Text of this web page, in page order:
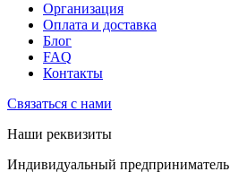
Организация
Оплата и доставка
Блог
FAQ
Контакты
Связаться с нами
Наши реквизиты
Индивидуальный предприниматель